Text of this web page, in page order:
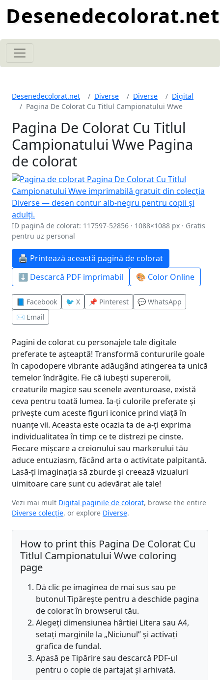
Desenedecolorat.net
Desenedecolorat.net Diverse Diverse
Digital
Pagina De Colorat Cu Titlul Campionatului Wwe
Pagina De Colorat Cu Titlul
Campionatului Wwe Pagina
de colorat
ID pagină de colorat: 117597-52856 · 1088×1088 px · Gratis
pentru uz personal
🖨️ Printează această pagină de colorat
⬇️ Descarcă PDF imprimabil
🎨 Color Online
📘 Facebook 🐦 X 📌 Pinterest
💬 WhatsApp
✉️ Email
Pagini de colorat cu personajele tale digitale
preferate te așteaptă! Transformă contururile goale
în capodopere vibrante adăugând atingerea ta unică
temelor îndrăgite. Fie că iubești supereroii,
creaturile magice sau scenele aventuroase, există
ceva pentru toată lumea. Ia-ți culorile preferate și
privește cum aceste figuri iconice prind viață în
nuanțe vii. Aceasta este ocazia ta de a-ți exprima
individualitatea în timp ce te distrezi pe cinste.
Fiecare mișcare a creionului sau markerului tău
aduce entuziasm, făcând arta o activitate palpitantă.
Lasă-ți imaginația să zburde și creează vizualuri
uimitoare care sunt cu adevărat ale tale!
Vezi mai mult Digital paginile de colorat, browse the entire
Diverse colecție, or explore Diverse.
How to print this Pagina De Colorat Cu
Titlul Campionatului Wwe coloring
page
Dă clic pe imaginea de mai sus sau pe
butonul Tipărește pentru a deschide pagina
de colorat în browserul tău.
Alegeți dimensiunea hârtiei Litera sau A4,
setați marginile la „Niciunul” și activați
grafica de fundal.
Apasă pe Tipărire sau descarcă PDF-ul
pentru o copie de partajat și arhivată.